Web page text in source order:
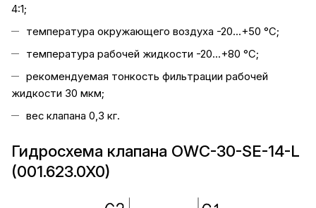
4:1;
температура окружающего воздуха -20...+50 °C;
температура рабочей жидкости -20...+80 °C;
рекомендуемая тонкость фильтрации рабочей
жидкости 30 мкм;
вес клапана 0,3 кг.
Гидросхема клапана OWC-30-SE-14-L
(001.623.0X0)